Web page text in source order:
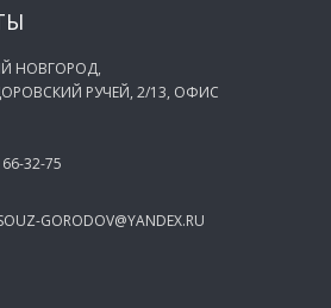
НОВГОРОД,
РУЧЕЙ, 2/13, ОФИС
32-75
GORODOV@YANDEX.RU